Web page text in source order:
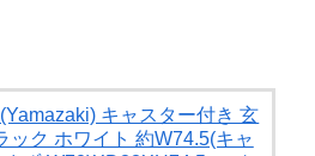
キャスター付き 玄
ック ホワイト 約W74.5(キャ